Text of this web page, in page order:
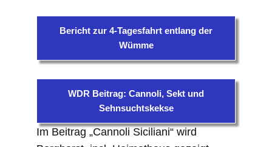
Bericht zur 4-Tagesfahrt entlang der
Wümme
WDR Beitrag: Cannoli, Sekt und
Sehnsuchtskekse
Im Beitrag „Cannoli Siciliani“ wird